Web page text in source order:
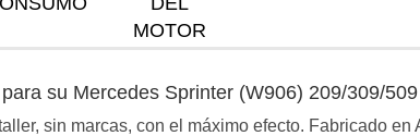
MOTOR
su Mercedes Sprinter (W906) 209/309/
sin marcas, con el máximo efecto. Fabricado en